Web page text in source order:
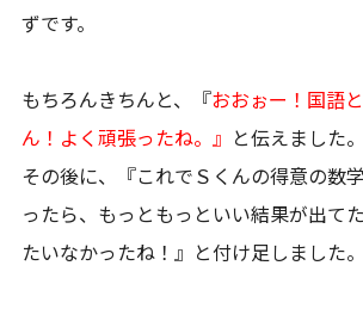
ずです。
もちろんきちんと、『おおぉー！国語
ん！よく頑張ったね。』 と伝えました。
その後に、『これでＳくんの得意の数
ったら、もっともっといい結果が出て
たいなかったね！』と付け足しました。